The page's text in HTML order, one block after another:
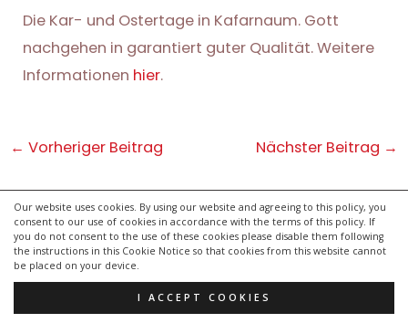
Our website uses cookies. By using our website and agreeing to this policy, you
consent to our use of cookies in accordance with the terms of this policy. If
you do not consent to the use of these cookies please disable them following
the instructions in this Cookie Notice so that cookies from this website cannot
be placed on your device.
I ACCEPT COOKIES
Die Kar- und Ostertage in Kafarnaum. Gott
nachgehen in garantiert guter Qualität. Weitere
Informationen hier.
Post
← Vorheriger Beitrag Nächster Beitrag →
kontakt
impressum
datenschutzerklärung